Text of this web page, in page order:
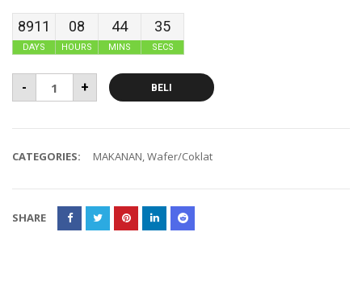
8911
DAYS
08
HOURS
44
MINS
34
SECS
- + BELI
CATEGORIES: MAKANAN,Wafer/Coklat
SHARE